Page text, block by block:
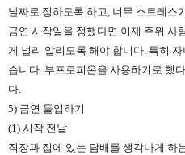
날짜로 정하도록 하고, 너무 스트레스
금연 시작일을 정했다면 이제 주위 사
게 널리 알리도록 해야 합니다. 특히
습니다. 부프로피온을 사용하기로 했
다.
5) 금연 돌입하기
(1) 시작 전날
직장과 집에 있는 담배를 생각나게 하